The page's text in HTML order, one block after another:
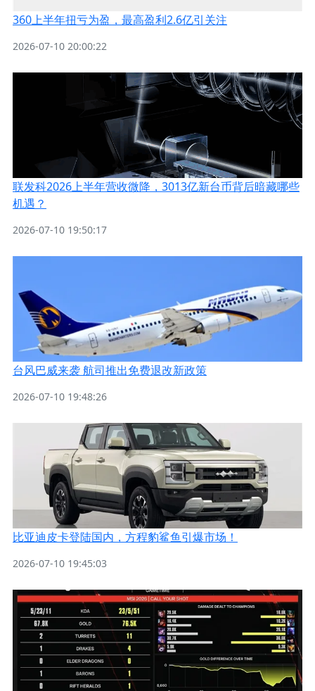
360上半年扭亏为盈，最高盈利2.6亿引关注
2026-07-10 20:00:22
联发科2026上半年营收微降，3013亿新台币背后暗藏哪些
机遇？
2026-07-10 19:50:17
台风巴威来袭 航司推出免费退改新政策
2026-07-10 19:48:26
比亚迪皮卡登陆国内，方程豹鲨鱼引爆市场！
2026-07-10 19:45:03